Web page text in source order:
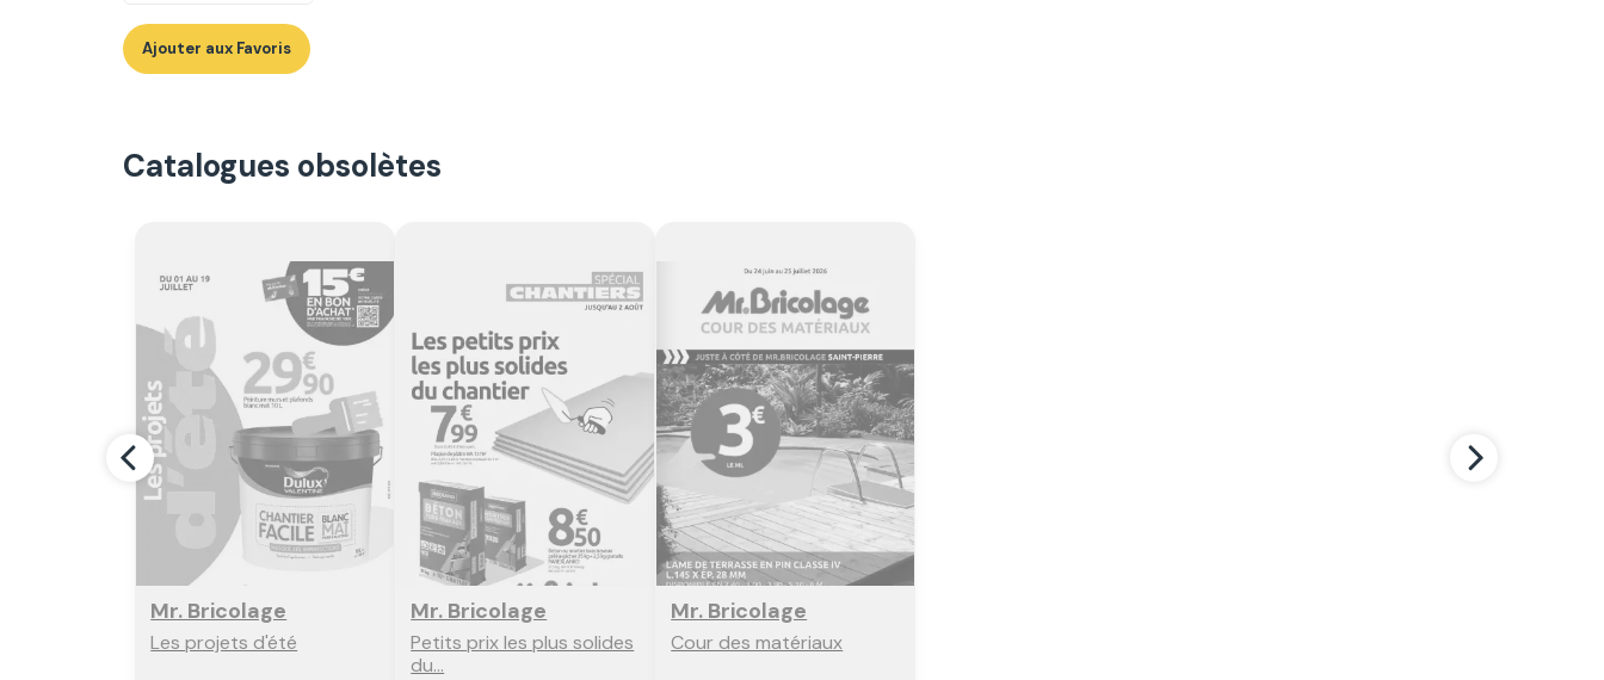
Ajouter aux Favoris
Catalogues obsolètes
Regarder
Mr. Bricolage
Les projets d'été
Regarder
Mr. Bricolage
Petits prix les plus solides
du...
Regarder
Mr. Bricolage
Cour des matériaux